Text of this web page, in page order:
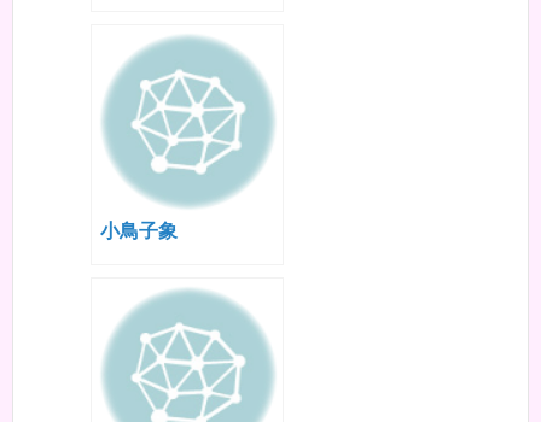
小鳥子象